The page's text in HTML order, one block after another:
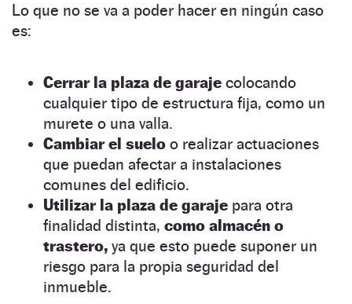
Lo que no se va a poder hacer en ningún caso
es:
Cerrar la plaza de garaje colocando
cualquier tipo de estructura fija, como un
murete o una valla.
Cambiar el suelo o realizar actuaciones
que puedan afectar a instalaciones
comunes del edificio.
Utilizar la plaza de garaje para otra
finalidad distinta, como almacén o
trastero, ya que esto puede suponer un
riesgo para la propia seguridad del
inmueble.